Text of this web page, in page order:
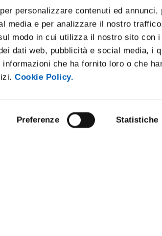
personalizzare contenuti ed annunci,
media e per analizzare il nostro
modo in cui utilizza il nostro sito con
dati web, pubblicità e social media, i
che ha fornito loro o che
Cookie Policy.
Preferenze Statistiche